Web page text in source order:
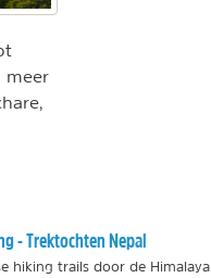
meer
- Trektochten Nepal
hiking trails door de Himalaya.